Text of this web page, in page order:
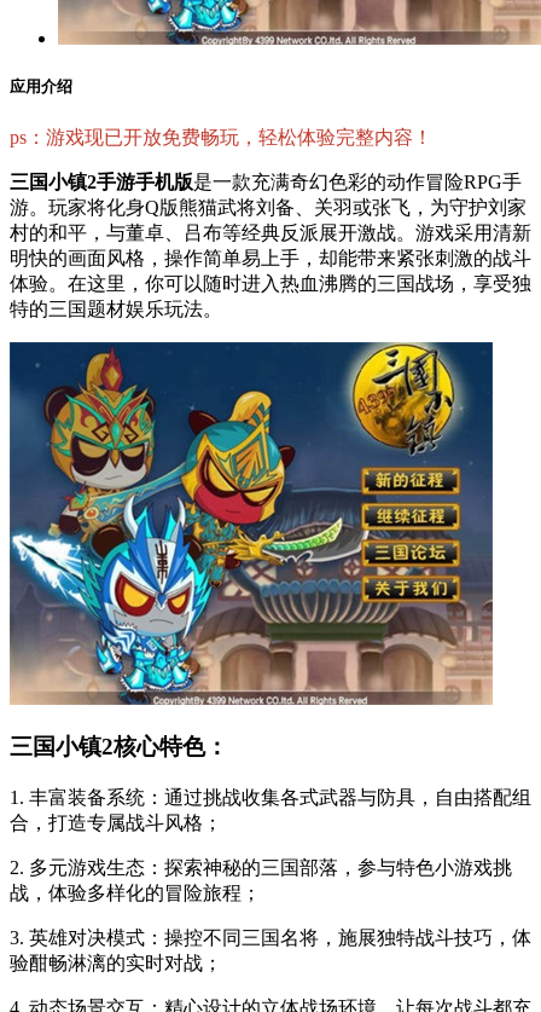
应用介绍
ps：游戏现已开放免费畅玩，轻松体验完整内容！
三国小镇2手游手机版是一款充满奇幻色彩的动作冒险RPG手
游。玩家将化身Q版熊猫武将刘备、关羽或张飞，为守护刘家
村的和平，与董卓、吕布等经典反派展开激战。游戏采用清新
明快的画面风格，操作简单易上手，却能带来紧张刺激的战斗
体验。在这里，你可以随时进入热血沸腾的三国战场，享受独
特的三国题材娱乐玩法。
三国小镇2核心特色：
1. 丰富装备系统：通过挑战收集各式武器与防具，自由搭配组
合，打造专属战斗风格；
2. 多元游戏生态：探索神秘的三国部落，参与特色小游戏挑
战，体验多样化的冒险旅程；
3. 英雄对决模式：操控不同三国名将，施展独特战斗技巧，体
验酣畅淋漓的实时对战；
4. 动态场景交互：精心设计的立体战场环境，让每次战斗都充